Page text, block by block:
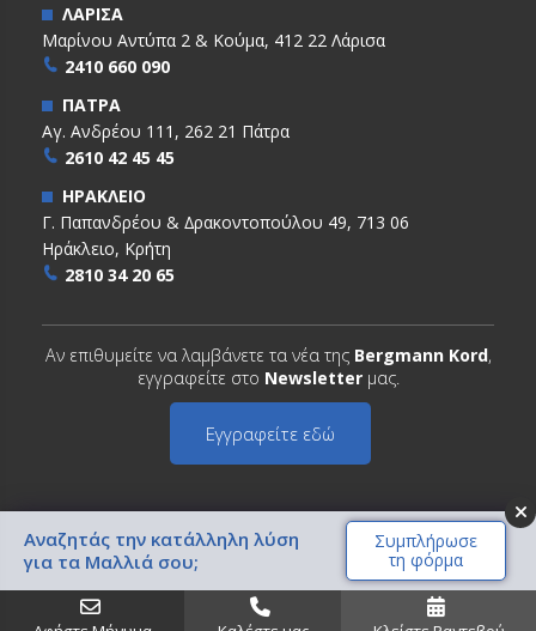
ΛΑΡΙΣΑ
Μαρίνου Αντύπα 2 & Κούμα, 412 22 Λάρισα
2410 660 090
ΠΑΤΡΑ
Αγ. Ανδρέου 111, 262 21 Πάτρα
2610 42 45 45
ΗΡΑΚΛΕΙΟ
Γ. Παπανδρέου & ∆ρακοντοπούλου 49, 713 06
Ηράκλειο, Κρήτη
2810 34 20 65
Αν επιθυμείτε να λαμβάνετε τα νέα της Bergmann Kord,
εγγραφείτε στο Newsletterμας.
Εγγραφείτε εδώ
Copyright © 2022 BERGMANN KORD. All Rights Reserved
Πολιτική απορρήτου
Αναζητάς την κατάλληλη λύση
για τα Μαλλιά σου;
Συμπλήρωσε
τη φόρμα